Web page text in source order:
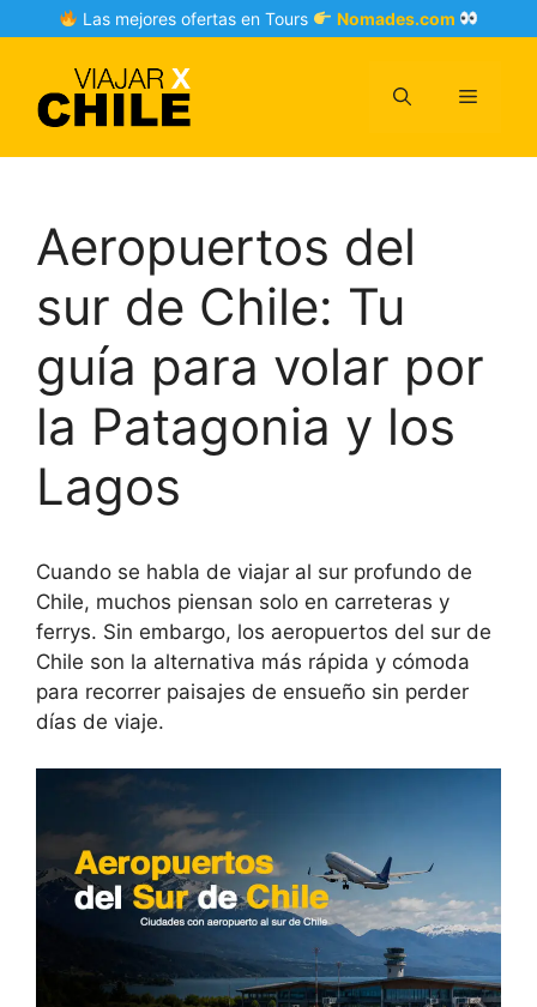
to
Las mejores ofertas en Tours Nomades.com
Menu
Aeropuertos del
sur de Chile: Tu
guía para volar por
la Patagonia y los
Lagos
Cuando se habla de viajar al sur profundo de
Chile, muchos piensan solo en carreteras y
ferrys. Sin embargo, los aeropuertos del sur de
Chile son la alternativa más rápida y cómoda
para recorrer paisajes de ensueño sin perder
días de viaje.